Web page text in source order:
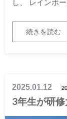
し、 レインボ
続きを読む
2025.01.12
3年生が研